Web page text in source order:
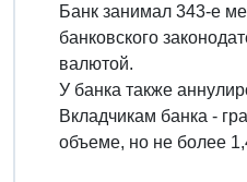
Банк занимал 343-е
банковского
валютой.
У банка также
Вкладчикам банка -
объеме, но не более